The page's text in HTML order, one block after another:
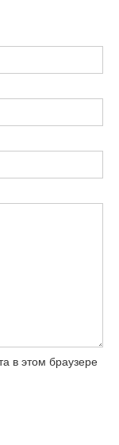
в этом браузере